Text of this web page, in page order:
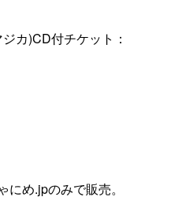
カ)CD付チケット：
め.jpのみで販売。